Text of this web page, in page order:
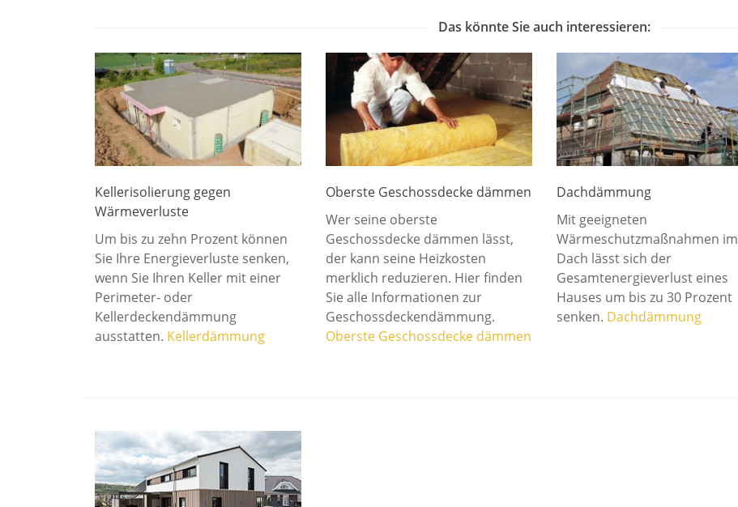
Das könnte Sie auch interessieren:
Kellerisolierung gegen
Wärmeverluste
Um bis zu zehn Prozent können
Sie Ihre Energieverluste senken,
wenn Sie Ihren Keller mit einer
Perimeter- oder
Kellerdeckendämmung
ausstatten. Kellerdämmung
Oberste Geschossdecke dämmen
Wer seine oberste
Geschossdecke dämmen lässt,
der kann seine Heizkosten
merklich reduzieren. Hier finden
Sie alle Informationen zur
Geschossdeckendämmung.
Oberste Geschossdecke dämmen
Dachdämmung
Mit geeigneten
Wärmeschutzmaßnahmen im
Dach lässt sich der
Gesamtenergieverlust eines
Hauses um bis zu 30 Prozent
senken. Dachdämmung